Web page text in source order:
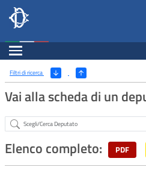
Deputati, Camera dei
Salta al contenuto principale
Salta al menu di navigazione
Espandi
Ricerca
Filtri di ricerca (Apri/Chiudi filtri)
Vai alla scheda di un
Abstract
Elenco completo: PDF
Navigazione pagine di servizio
Fine pagina
Salta al contenuto principale
Salta al menu di navigazione
Vai a inizio pagina